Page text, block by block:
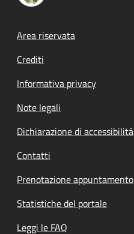
Footer menu
Area riservata
Crediti
Informativa privacy
Note legali
Dichiarazione di accessibilità
Contatti
Prenotazione appuntamento
Statistiche del portale
Leggi le FAQ